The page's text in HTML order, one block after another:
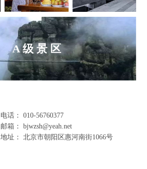
A 级 景 区
电话： 010-56760377
邮箱： bjwzsh@yeah.net
地址： 北京市朝阳区惠河南街1066号